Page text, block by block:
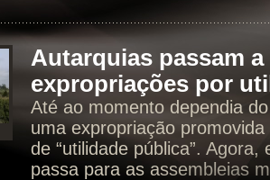
Autarquias passam
expropriações por
Até ao momento dependia
uma expropriação
de “utilidade pública”. Agora,
passa para as assembleias